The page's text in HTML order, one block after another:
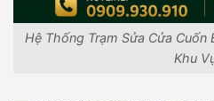
Hệ Thống Trạm Sửa Cửa Cuốn
Khu